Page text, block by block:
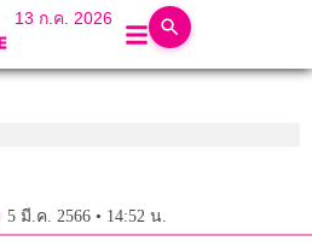
13 ก.ค. 2026
5 มี.ค. 2566 • 14:52 น.